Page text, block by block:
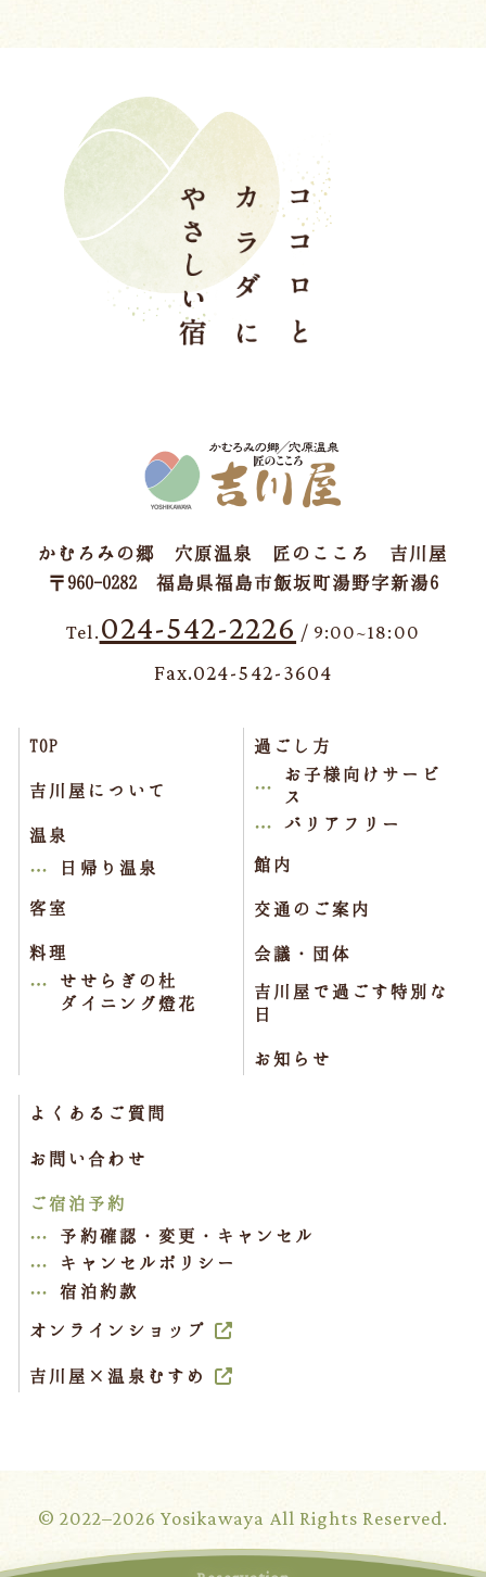
かむろみの郷 穴原温泉 匠のこころ 吉川屋
〒960-0282 福島県福島市飯坂町湯野字新湯6
Tel. 024-542-2226 / 9:00~18:00
Fax.024-542-3604
TOP
吉川屋について
温泉
日帰り温泉
客室
料理
せせらぎの杜
ダイニング燈花
過ごし方
お子様向けサービ
ス
バリアフリー
館内
交通のご案内
会議・団体
吉川屋で過ごす特別な
日
お知らせ
よくあるご質問
お問い合わせ
ご宿泊予約
予約確認・変更・キャンセル
キャンセルポリシー
宿泊約款
オンラインショップ
吉川屋×温泉むすめ
© 2022–2026 Yosikawaya All Rights Reserved.